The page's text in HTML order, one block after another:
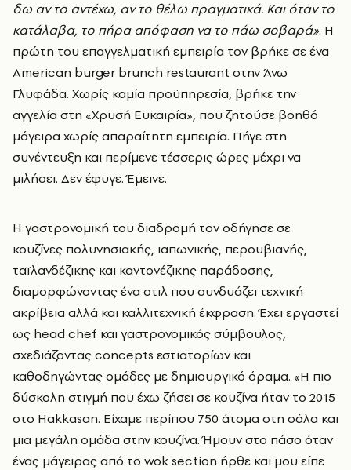
δω αν το αντέχω, αν το θέλω πραγματικά. Και όταν το
κατάλαβα, το πήρα απόφαση να το πάω σοβαρά». Η
πρώτη του επαγγελματική εμπειρία τον βρήκε σε ένα
American burger brunch restaurant στην Άνω
Γλυφάδα. Χωρίς καμία προϋπηρεσία, βρήκε την
αγγελία στη «Χρυσή Ευκαιρία», που ζητούσε βοηθό
μάγειρα χωρίς απαραίτητη εμπειρία. Πήγε στη
συνέντευξη και περίμενε τέσσερις ώρες μέχρι να
μιλήσει. Δεν έφυγε. Έμεινε.
Η γαστρονομική του διαδρομή τον οδήγησε σε
κουζίνες πολυνησιακής, ιαπωνικής, περουβιανής,
ταϊλανδέζικης και καντονέζικης παράδοσης,
διαμορφώνοντας ένα στιλ που συνδυάζει τεχνική
ακρίβεια αλλά και καλλιτεχνική έκφραση. Έχει εργαστεί
ως head chef και γαστρονομικός σύμβουλος,
σχεδιάζοντας concepts εστιατορίων και
καθοδηγώντας ομάδες με δημιουργικό όραμα. «Η πιο
δύσκολη στιγμή που έχω ζήσει σε κουζίνα ήταν το 2015
στο Hakkasan. Είχαμε περίπου 750 άτομα στη σάλα και
μια μεγάλη ομάδα στην κουζίνα. Ήμουν στο πάσο όταν
ένας μάγειρας από το wok section ήρθε και μου είπε